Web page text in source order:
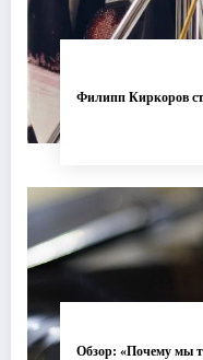
Филипп Киркоров
Обзор: «Почему мы